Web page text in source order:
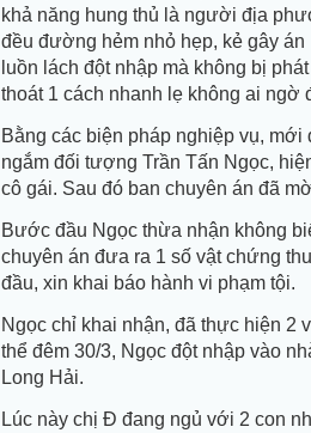
khả năng hung thủ là người địa
đều đường hẻm nhỏ hẹp, kẻ gây
luồn lách đột nhập mà không bị
thoát 1 cách nhanh lẹ không ai ngờ
Bằng các biện pháp nghiệp vụ,
ngắm đối tượng Trần Tấn Ngọc,
cô gái. Sau đó ban chuyên án đã
Bước đầu Ngọc thừa nhận không
chuyên án đưa ra 1 số vật chứng
đầu, xin khai báo hành vi phạm tội.
Ngọc chỉ khai nhận, đã thực hiện
thể đêm 30/3, Ngọc đột nhập vào
Long Hải.
Lúc này chị Đ đang ngủ với 2 con